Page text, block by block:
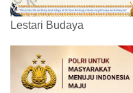
Lestari Budaya